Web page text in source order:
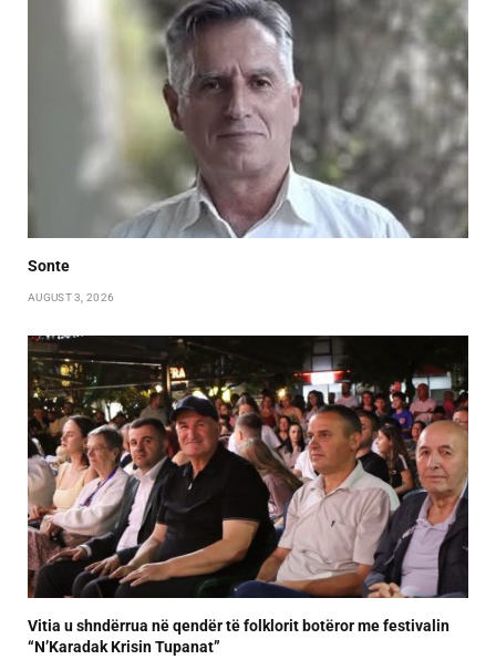
Sonte
AUGUST 3, 2026
Vitia u shndërrua në qendër të folklorit botëror me festivalin
“N’Karadak Krisin Tupanat”